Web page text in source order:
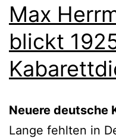
Max
blickt
Neuere deutsche
Lange fehlten in